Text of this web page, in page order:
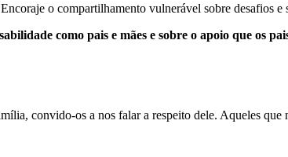
o compartilhamento vulnerável sobre desafios
como pais e mães e sobre o apoio que os
convido-os a nos falar a respeito dele. Aqueles